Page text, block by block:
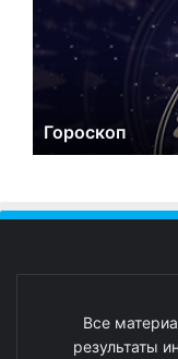
Гороскоп
Все
результаты